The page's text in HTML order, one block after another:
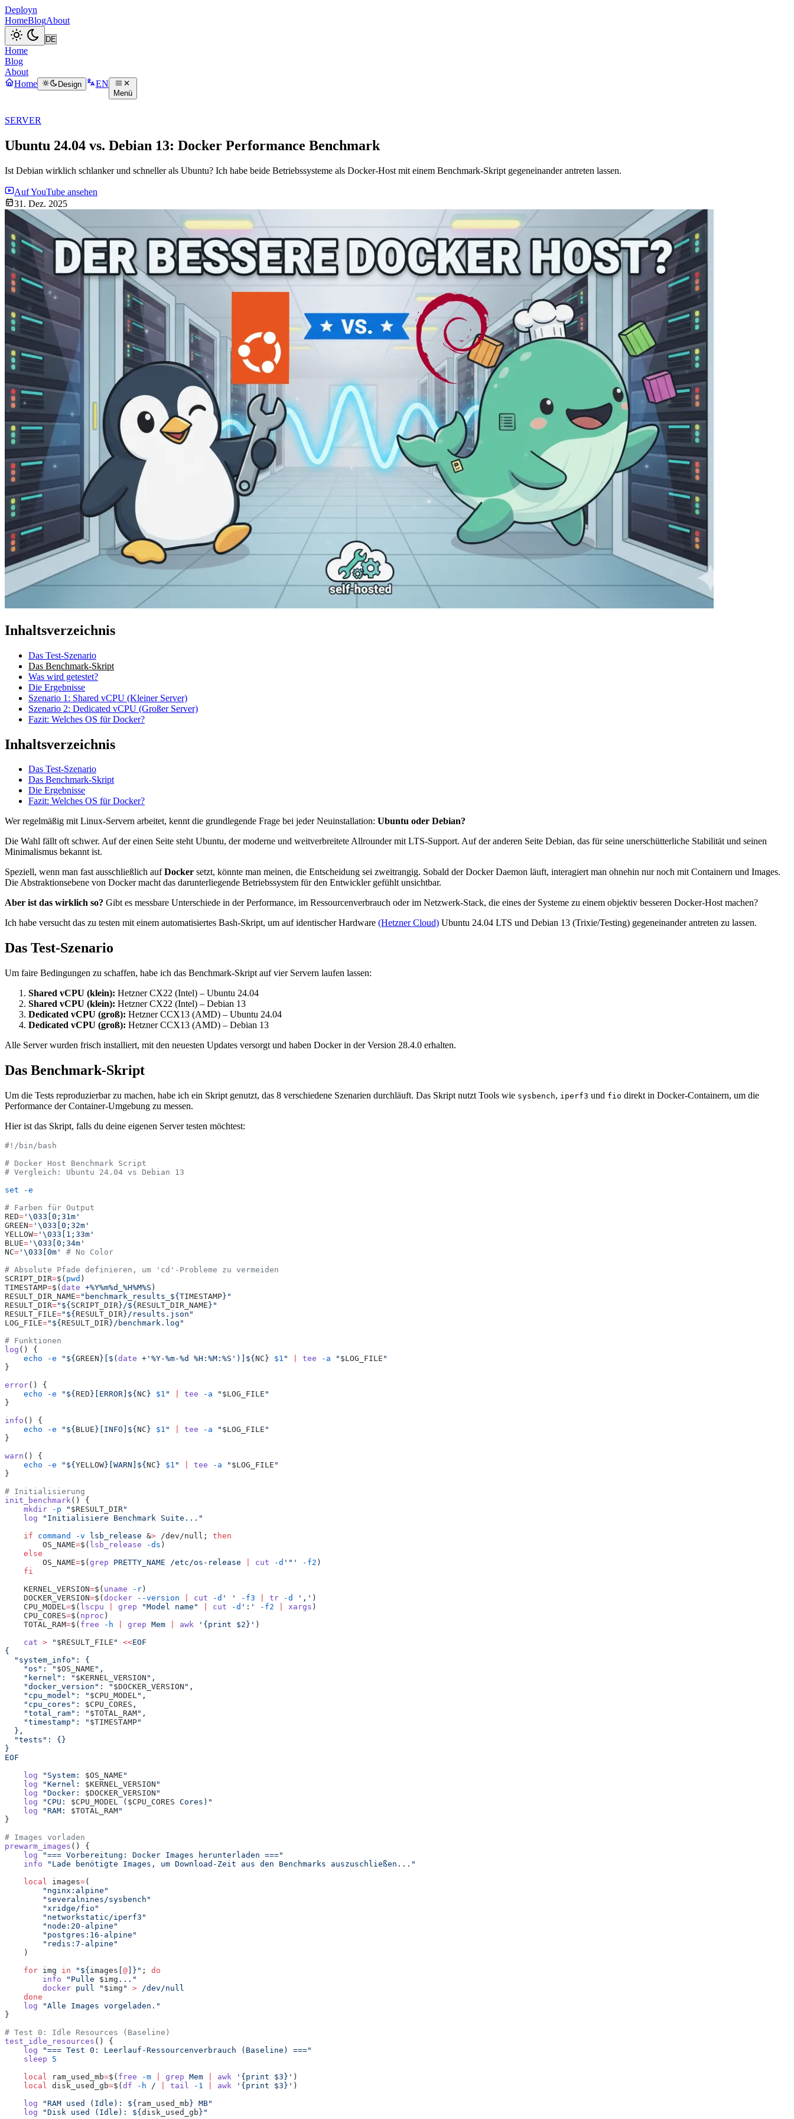
Deployn
HomeBlogAbout
Home
Blog
About
Home
Design EN
Menü
SERVER
Ubuntu 24.04 vs. Debian 13: Docker Performance Benchmark
Ist Debian wirklich schlanker und schneller als Ubuntu? Ich habe beide Betriebssysteme als Docker-Host mit einem Benchmark-Skript gegeneinander antreten lassen.
Auf YouTube ansehen
31. Dez. 2025
Inhaltsverzeichnis
Das Test-Szenario
Das Benchmark-Skript
Was wird getestet?
Die Ergebnisse
Szenario 1: Shared vCPU (Kleiner Server)
Szenario 2: Dedicated vCPU (Großer Server)
Fazit: Welches OS für Docker?
Inhaltsverzeichnis
Das Test-Szenario
Das Benchmark-Skript
Die Ergebnisse
Fazit: Welches OS für Docker?
Wer regelmäßig mit Linux-Servern arbeitet, kennt die grundlegende Frage bei jeder Neuinstallation: Ubuntu oder Debian?
Die Wahl fällt oft schwer. Auf der einen Seite steht Ubuntu, der moderne und weitverbreitete Allrounder mit LTS-Support. Auf der anderen Seite Debian, das für seine unerschütterliche Stabilität und seinen
Minimalismus bekannt ist.
Speziell, wenn man fast ausschließlich aufDocker setzt, könnte man meinen, die Entscheidung sei zweitrangig. Sobald der Docker Daemon läuft, interagiert man ohnehin nur noch mit Containern und Images.
Die Abstraktionsebene von Docker macht das darunterliegende Betriebssystem für den Entwickler gefühlt unsichtbar.
Aber ist das wirklich so? Gibt es messbare Unterschiede in der Performance, im Ressourcenverbrauch oder im Netzwerk-Stack, die eines der Systeme zu einem objektiv besseren Docker-Host machen?
Ich habe versucht das zu testen mit einem automatisiertes Bash-Skript, um auf identischer Hardware (Hetzner Cloud) Ubuntu 24.04 LTS und Debian 13 (Trixie/Testing) gegeneinander antreten zu lassen.
Das Test-Szenario
Um faire Bedingungen zu schaffen, habe ich das Benchmark-Skript auf vier Servern laufen lassen:
Shared vCPU (klein): Hetzner CX22 (Intel) – Ubuntu 24.04
Shared vCPU (klein): Hetzner CX22 (Intel) – Debian 13
Dedicated vCPU (groß): Hetzner CCX13 (AMD) – Ubuntu 24.04
Dedicated vCPU (groß): Hetzner CCX13 (AMD) – Debian 13
Alle Server wurden frisch installiert, mit den neuesten Updates versorgt und haben Docker in der Version 28.4.0 erhalten.
Das Benchmark-Skript
Um die Tests reproduzierbar zu machen, habe ich ein Skript genutzt, das 8 verschiedene Szenarien durchläuft. Das Skript nutzt Tools wie sysbench, iperf3 und fio direkt in Docker-Containern, um die
Performance der Container-Umgebung zu messen.
Hier ist das Skript, falls du deine eigenen Server testen möchtest:
#!/bin/bash
# Docker Host Benchmark Script
# Vergleich: Ubuntu 24.04 vs Debian 13
set -e
# Farben für Output
RED= ' \033[0;31m '
GREEN= ' \033[0;32m '
YELLOW= ' \033[1;33m '
BLUE= ' \033[0;34m '
NC= ' \033[0m '
# No Color
# Absolute Pfade definieren, um 'cd'-Probleme zu vermeiden
SCRIPT_DIR=$( pwd )
TIMESTAMP=$( date +%Y%m%d_%H%M%S )
RESULT_DIR_NAME=" benchmark_results_${ TIMESTAMP} "
RESULT_DIR=" ${ SCRIPT_DIR}/${ RESULT_DIR_NAME } "
RESULT_FILE=" ${ RESULT_DIR}/results.json "
LOG_FILE=" ${ RESULT_DIR}/benchmark.log "
# Funktionen
log () {
    echo
-e " ${ GREEN }[$( date + ' %Y-%m-%d %H:%M:%S ' )]${ NC } $1 " tee -a " $LOG_FILE "
}
error() {
    echo
-e " ${ RED }[ERROR]${ NC } $1 " tee -a " $LOG_FILE "
}
info () {
    echo
-e " ${ BLUE }[INFO]${ NC } $1 " tee -a " $LOG_FILE "
}
warn () {
    echo
-e " ${ YELLOW}[WARN]${ NC } $1 " tee -a " $LOG_FILE "
}
# Initialisierung
init_benchmark() {
    mkdir
-p " $RESULT_DIR"
    log
" Initialisiere Benchmark Suite... "
    if
command -v lsb_release &> /dev/null; then
        OS_NAME
=$( lsb_release -ds )
    else
        OS_NAME
=$( grep PRETTY_NAME /etc/os-release cut -d ' " ' -f2 )
    fi
    KERNEL_VERSION
=$( uname -r )
    DOCKER_VERSION
=$( docker --version cut -d ' ' -f3 tr -d ' , ' )
    CPU_MODEL
=$( lscpu grep "Model name " cut -d ' : ' -f2 xargs )
    CPU_CORES
=$( nproc )
    TOTAL_RAM
=$( free -h grep Mem awk ' {print $2} ' )
    cat
> " $RESULT_FILE " <<EOF
{
  "system_info": {
    "os": "
$OS_NAME ",
    "kernel": "
$KERNEL_VERSION ",
    "docker_version": "
$DOCKER_VERSION ",
    "cpu_model": "
$CPU_MODEL",
    "cpu_cores":
$CPU_CORES ,
    "total_ram": "
$TOTAL_RAM",
    "timestamp": "
$TIMESTAMP"
  },
  "tests": {}
}
EOF
    log
" System: $OS_NAME "
    log
"Kernel: $KERNEL_VERSION "
    log
"Docker: $DOCKER_VERSION "
    log
"CPU: $CPU_MODEL ( $CPU_CORES Cores) "
    log
"RAM: $TOTAL_RAM"
}
# Images vorladen
prewarm_images () {
    log
"=== Vorbereitung: Docker Images herunterladen ==="
    info
" Lade benötigte Images, um Download-Zeit aus den Benchmarks auszuschließen... "
    local
images=(
        "
nginx:alpine "
        "
severalnines/sysbench "
        "
xridge/fio "
        "
networkstatic/iperf3 "
        "
node:20-alpine "
        "
postgres:16-alpine "
        "
redis:7-alpine "
    )
    for
img in " ${ images @ ]} " ; do
        info
" Pulle $img ... "
        docker
pull " $img " > /dev/null
    done
    log
"Alle Images vorgeladen. "
}
# Test 0: Idle Resources (Baseline)
test_idle_resources () {
    log
"=== Test 0: Leerlauf-Ressourcenverbrauch (Baseline) ==="
    sleep
5
    local
ram_used_mb=$( free -m grep Mem awk ' {print $3} ' )
    local
disk_used_gb=$( df -h / tail -1 awk ' {print $3} ' )
    log
"RAM used (Idle): ${ ram_used_mb } MB"
    log
"Disk used (Idle): ${ disk_used_gb } "